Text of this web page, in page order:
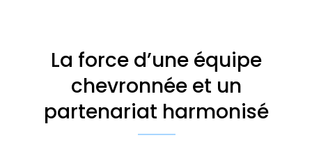
La force d’une équipe
chevronnée et un
partenariat harmonisé